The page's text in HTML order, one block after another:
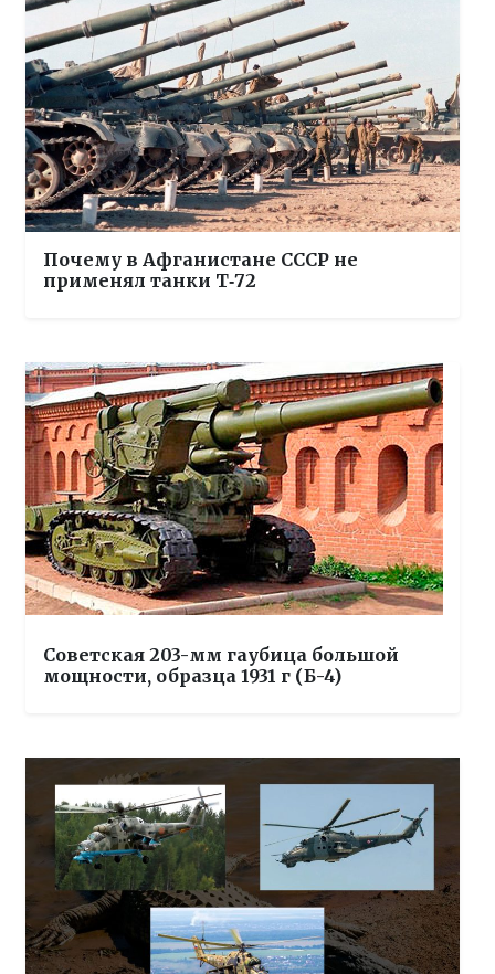
Почему в Афганистане СССР не
применял танки Т‑72
Советская 203-мм гаубица большой
мощности, образца 1931 г (Б-4)